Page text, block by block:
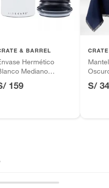
& BARREL
Hermético
Mediano
159 S/